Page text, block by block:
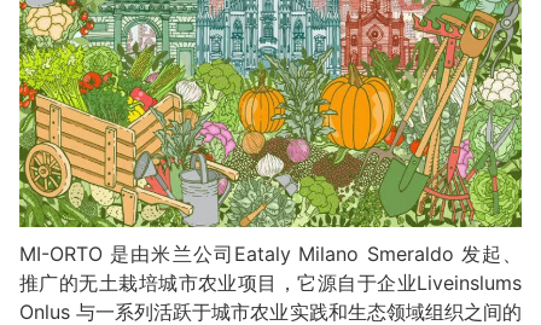
MI-ORTO 是由米兰公司Eataly Milano Smeraldo 发起、
推广的无土栽培城市农业项目，它源自于企业Liveinslums
Onlus 与一系列活跃于城市农业实践和生态领域组织之间的